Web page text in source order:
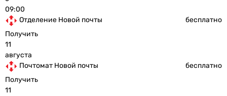
09:00
Отделение Новой почты
бесплатно
Получить
11
августа
Почтомат Новой почты
бесплатно
Получить
11